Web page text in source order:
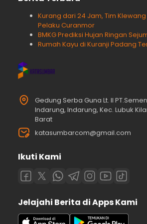
Kurang dari 24 Jam, Tim
Pelaku Curanmor
BMKG Prediksi Hujan Ringan
Rumah Kayu di Kuranji Padang
Gedung Serba Guna Lt. II
Indarung, Indarung, Kec. Lubuk
Barat
katasumbarcom@gmail.com
Ikuti Kami
Jelajahi Berita di Apps Kami